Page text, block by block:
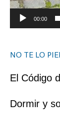
00:00
NO TE LO
El Código
Dormir y